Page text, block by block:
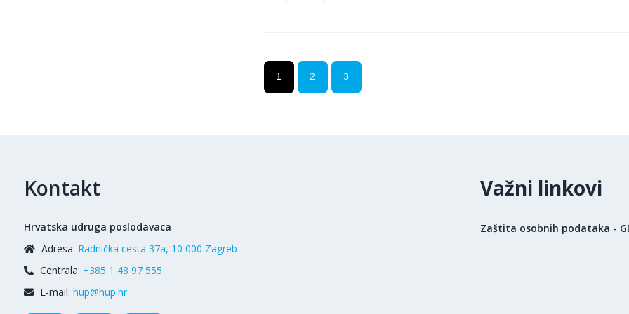
1 2 3
Kontakt
Hrvatska udruga poslodavaca
Adresa: Radnička cesta 37a, 10 000 Zagreb
Centrala: +385 1 48 97 555
E-mail: hup@hup.hr
Važni linkovi
Zaštita osobnih podataka -